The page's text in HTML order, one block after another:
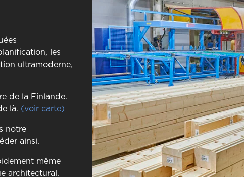
les
ultramoderne,
de la Finlande.
là. (voir carte)
notre
ainsi.
même
architectural.